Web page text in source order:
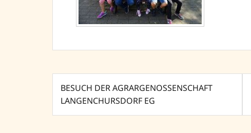
Beitragsnavigation
BESUCH DER AGRARGENOSSENSCHAFT
LANGENCHURSDORF EG